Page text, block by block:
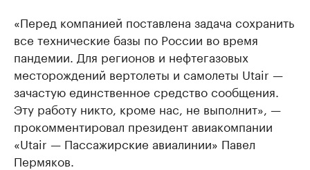
«Перед компанией поставлена задача сохранить
все технические базы по России во время
пандемии. Для регионов и нефтегазовых
месторождений вертолеты и самолеты Utair —
зачастую единственное средство сообщения.
Эту работу никто, кроме нас, не выполнит», —
прокомментировал президент авиакомпании
«Utair — Пассажирские авиалинии» Павел
Пермяков.